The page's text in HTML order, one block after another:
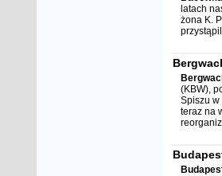
latach
żona K.
(KBW),
Spiszu w
teraz na